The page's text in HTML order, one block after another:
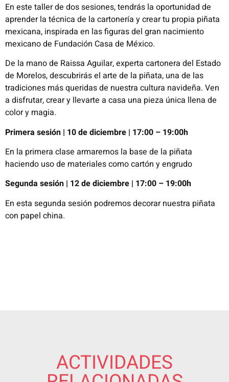
En este taller de dos sesiones, tendrás la oportunidad de
aprender la técnica de la cartonería y crear tu propia piñata
mexicana, inspirada en las figuras del gran nacimiento
mexicano de Fundación Casa de México.
De la mano de Raissa Aguilar, experta cartonera del Estado
de Morelos, descubrirás el arte de la piñata, una de las
tradiciones más queridas de nuestra cultura navideña. Ven
a disfrutar, crear y llevarte a casa una pieza única llena de
color y magia.
Primera sesión | 10 de diciembre | 17:00 – 19:00h
En la primera clase armaremos la base de la piñata
haciendo uso de materiales como cartón y engrudo
Segunda sesión | 12 de diciembre | 17:00 – 19:00h
En esta segunda sesión podremos decorar nuestra piñata
con papel china.
ACTIVIDADES